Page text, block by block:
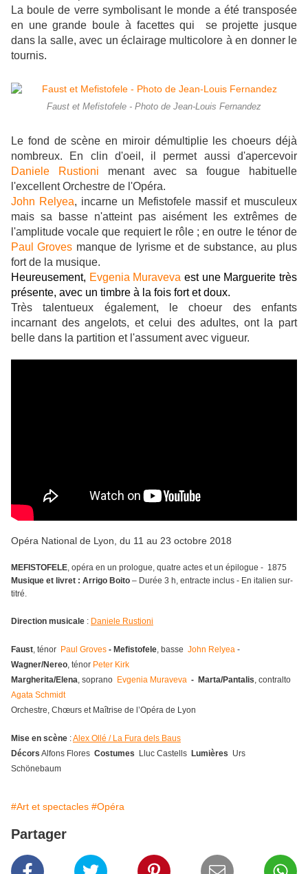
La boule de verre symbolisant le monde a été transposée
en une grande boule à facettes qui se projette jusque
dans la salle, avec un éclairage multicolore à en donner le
tournis.
Faust et Mefistofele - Photo de Jean-Louis Fernandez
Le fond de scène en miroir démultiplie les choeurs déjà
nombreux. En clin d'oeil, il permet aussi d'apercevoir
Daniele Rustioni menant avec sa fougue habituelle
l'excellent Orchestre de l'Opéra.
John Relyea, incarne un Mefistofele massif et musculeux
mais sa basse n'atteint pas aisément les extrêmes de
l'amplitude vocale que requiert le rôle ; en outre le ténor de
Paul Groves manque de lyrisme et de substance, au plus
fort de la musique.
Heureusement, Evgenia Muraveva est une Marguerite très
présente, avec un timbre à la fois fort et doux.
Très talentueux également, le choeur des enfants
incarnant des angelots, et celui des adultes, ont la part
belle dans la partition et l'assument avec vigueur.
Opéra National de Lyon, du 11 au 23 octobre 2018
MEFISTOFELE, opéra en un prologue, quatre actes et un épilogue - 1875
Musique et livret : Arrigo Boito – Durée 3 h, entracte inclus - En italien sur-
titré.
Direction musicale : Daniele Rustioni
Faust, ténor Paul Groves - Mefistofele, basse John Relyea -
Wagner/Nereo, ténor Peter Kirk
Margherita/Elena, soprano Evgenia Muraveva - Marta/Pantalis, contralto
Agata Schmidt
Orchestre, Chœurs et Maîtrise de l’Opéra de Lyon
Mise en scène :Alex Ollé / La Fura dels Baus
Décors Alfons Flores Costumes Lluc Castells Lumières Urs
Schönebaum
#Art et spectacles #Opéra
Partager